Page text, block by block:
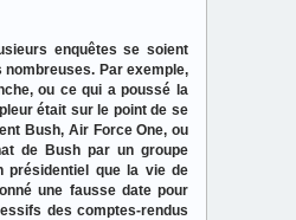
enquêtes se soient
Par exemple,
ou ce qui a poussé la
était sur le point de se
Bush, Air Force One, ou
de Bush par un groupe
présidentiel que la vie de
une fausse date pour
des comptes-rendus